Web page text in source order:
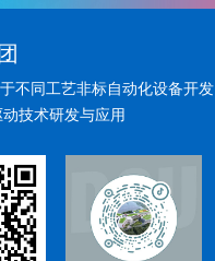
不同工艺非标自动化设备开发
技术研发与应用